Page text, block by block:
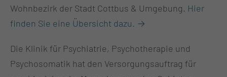
Wohnbezirk der Stadt Cottbus & Umgebung. Hier
finden Sie eine Übersicht dazu. →
Die Klinik für Psychiatrie, Psychotherapie und
Psychosomatik hat den Versorgungsauftrag für